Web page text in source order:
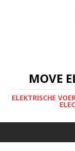
MOVE
ELEKTRISCHE